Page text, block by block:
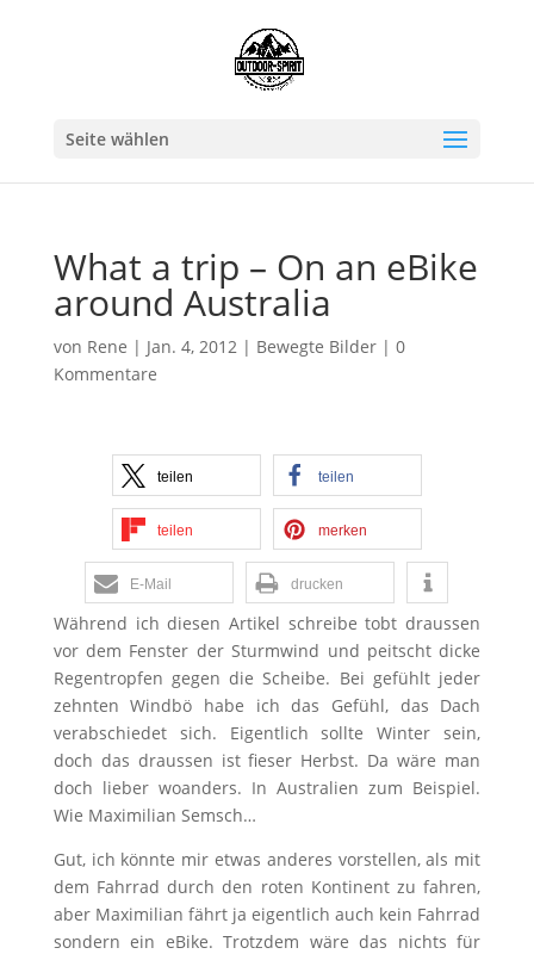
Seite wählen
What a trip – On an eBike
around Australia
von Rene | Jan. 4, 2012| Bewegte Bilder| 0
Kommentare
teilen teilen
teilen merken
E-Mail drucken
Während ich diesen Artikel schreibe tobt draussen
vor dem Fenster der Sturmwind und peitscht dicke
Regentropfen gegen die Scheibe. Bei gefühlt jeder
zehnten Windbö habe ich das Gefühl, das Dach
verabschiedet sich. Eigentlich sollte Winter sein,
doch das draussen ist fieser Herbst. Da wäre man
doch lieber woanders. In Australien zum Beispiel.
Wie Maximilian Semsch…
Gut, ich könnte mir etwas anderes vorstellen, als mit
dem Fahrrad durch den roten Kontinent zu fahren,
aber Maximilian fährt ja eigentlich auch kein Fahrrad
sondern ein eBike. Trotzdem wäre das nichts für